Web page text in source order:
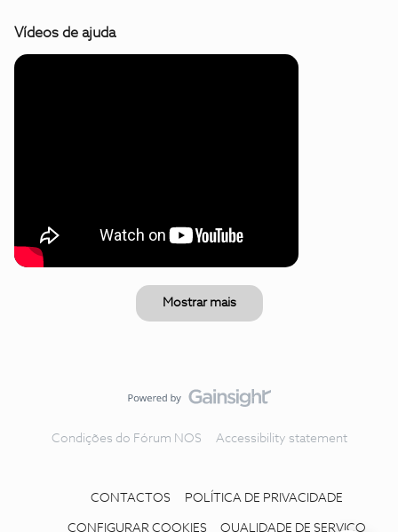
Vídeos de ajuda
Mostrar mais
Condições do Fórum NOS Accessibility statement
CONTACTOS POLÍTICA DE PRIVACIDADE
CONFIGURAR COOKIES QUALIDADE DE SERVIÇO